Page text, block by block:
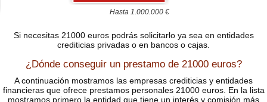
Hasta 1.000.000 €
Si necesitas 21000 euros podrás solicitarlo ya sea en entidades
crediticias privadas o en bancos o cajas.
¿Dónde conseguir un prestamo de 21000 euros?
A continuación mostramos las empresas crediticias y entidades
financieras que ofrece prestamos personales 21000 euros. En la lista
mostramos primero la entidad que tiene un interés y comisión más